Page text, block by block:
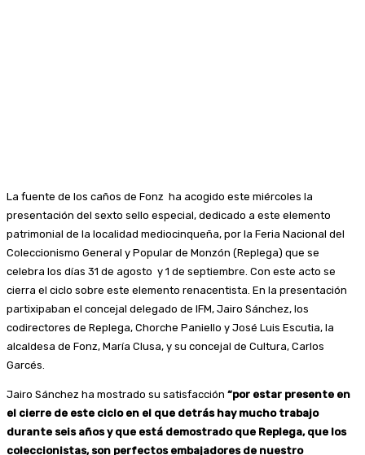
La fuente de los caños de Fonz ha acogido este miércoles la
presentación del sexto sello especial, dedicado a este elemento
patrimonial de la localidad mediocinqueña, por la Feria Nacional del
Coleccionismo General y Popular de Monzón (Replega) que se
celebra los días 31 de agosto y 1 de septiembre. Con este acto se
cierra el ciclo sobre este elemento renacentista. En la presentación
partixipaban el concejal delegado de IFM, Jairo Sánchez, los
codirectores de Replega, Chorche Paniello y José Luis Escutia, la
alcaldesa de Fonz, María Clusa, y su concejal de Cultura, Carlos
Garcés.
Jairo Sánchez ha mostrado su satisfacción “por estar presente en
el cierre de este ciclo en el que detrás hay mucho trabajo
durante seis años y que está demostrado que Replega, que los
coleccionistas, son perfectos embajadores de nuestro